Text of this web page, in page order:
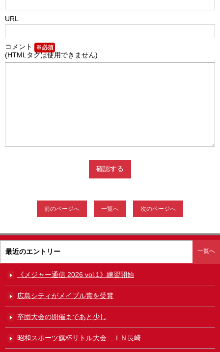
URL
コメント ※必須
(HTMLタグは使用できません)
前のページへ 一覧へ 次のページへ
最近のエントリー 一覧へ
《メジャー通信 2026 vol.1》練習開始
広島シティがメイプル賞を受賞
卒団大会の開催まであと少し
昭和スポーツ旗杯リトル大会 ＩＮ長崎